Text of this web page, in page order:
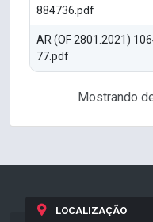
884736.pdf
AR (OF 2801.2021)
77.pdf
Mostrando
LOCALIZAÇÃO